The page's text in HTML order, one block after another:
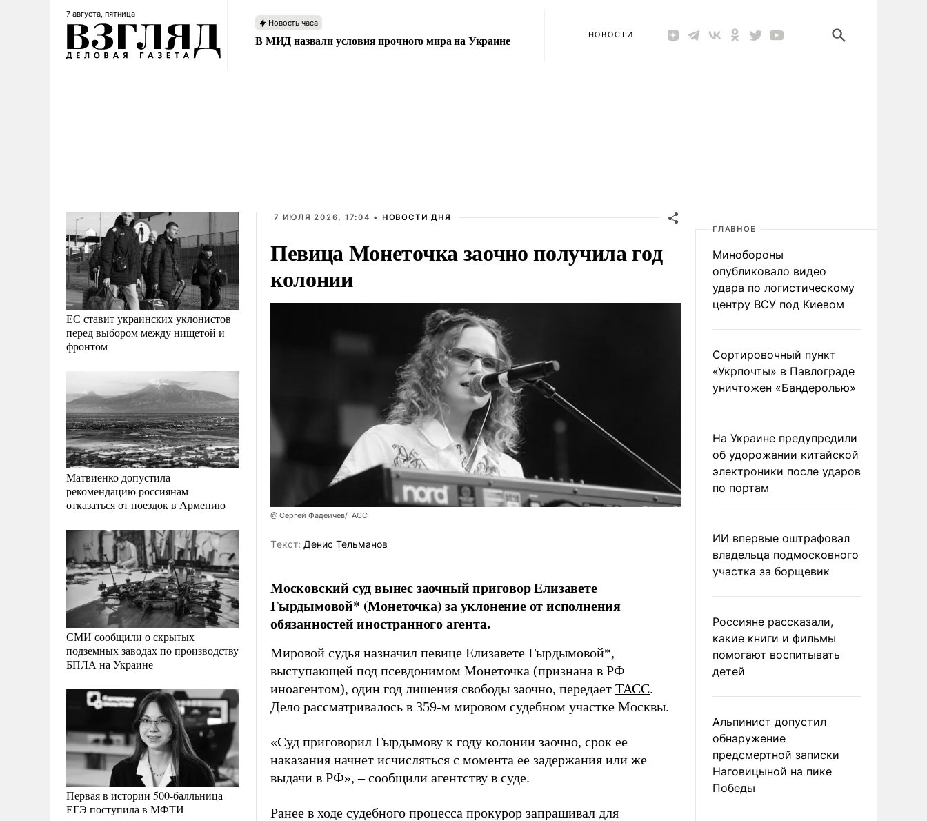
7 августа, пятница
Новость часа
В МИД назвали условия прочного мира на Украине НОВОСТИ
ЕС ставит украинских уклонистов
перед выбором между нищетой и
фронтом
Матвиенко допустила
рекомендацию россиянам
отказаться от поездок в Армению
СМИ сообщили о скрытых
подземных заводах по производству
БПЛА на Украине
Первая в истории 500-балльница
ЕГЭ поступила в МФТИ
7 ИЮЛЯ 2026, 17:04 • НОВОСТИ ДНЯ
Певица Монеточка заочно получила год
колонии
@ Сергей Фадеичев/ТАСС
Tекст: Денис Тельманов
Московский суд вынес заочный приговор Елизавете
Гырдымовой* (Монеточка) за уклонение от исполнения
обязанностей иностранного агента.
Мировой судья назначил певице Елизавете Гырдымовой*,
выступающей под псевдонимом Монеточка (признана в РФ
иноагентом), один год лишения свободы заочно, передает ТАСС.
Дело рассматривалось в 359-м мировом судебном участке Москвы.
«Суд приговорил Гырдымову к году колонии заочно, срок ее
наказания начнет исчисляться с момента ее задержания или же
выдачи в РФ», – сообщили агентству в суде.
Ранее в ходе судебного процесса прокурор запрашивал для
ГЛАВНОЕ
Минобороны
опубликовало видео
удара по логистическому
центру ВСУ под Киевом
Сортировочный пункт
«Укрпочты» в Павлограде
уничтожен «Бандеролью»
На Украине предупредили
об удорожании китайской
электроники после ударов
по портам
ИИ впервые оштрафовал
владельца подмосковного
участка за борщевик
Россияне рассказали,
какие книги и фильмы
помогают воспитывать
детей
Альпинист допустил
обнаружение
предсмертной записки
Наговицыной на пике
Победы